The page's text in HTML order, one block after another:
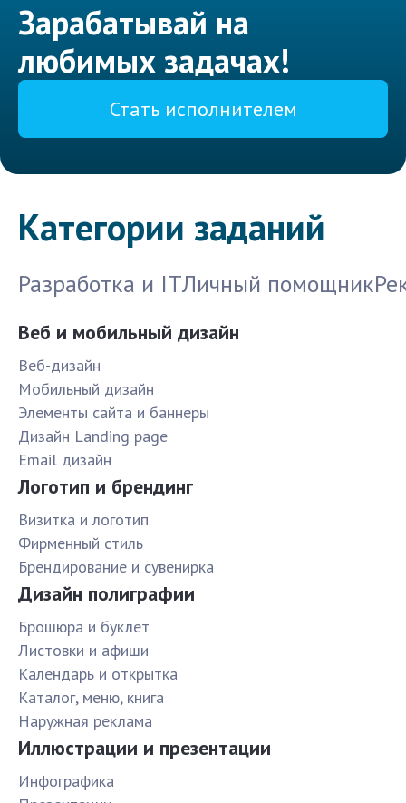
Зарабатывай на
любимых задачах!
Стать исполнителем
Категории заданий
Разработка и ITЛичный помощник
Веб и мобильный дизайн
Веб-дизайн
Мобильный дизайн
Элементы сайта и баннеры
Дизайн Landing page
Email дизайн
Логотип и брендинг
Визитка и логотип
Фирменный стиль
Брендирование и сувенирка
Дизайн полиграфии
Брошюра и буклет
Листовки и афиши
Календарь и открытка
Каталог, меню, книга
Наружная реклама
Иллюстрации и презентации
Инфографика